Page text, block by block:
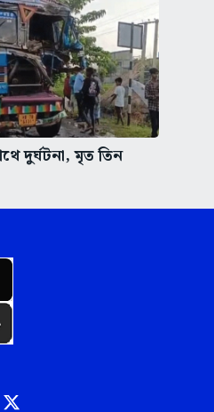
দুর্ঘটনা, মৃত তিন